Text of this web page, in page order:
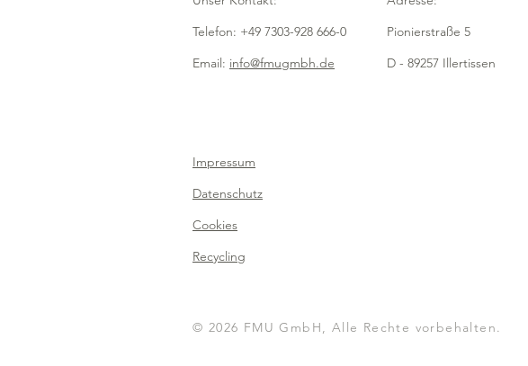
Telefon: +49 7303-928 666-0
Email: info@fmugmbh.de
Pionierstraße 5
D - 89257 Illertissen
Impressum
Datenschutz
Cookies
Recycling
© 2026 FMU GmbH, Alle Rechte vorbehalten.